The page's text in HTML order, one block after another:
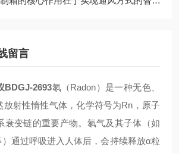
留言
BDGJ-2693氡（Radon）是一种无色、
放射性惰性气体，化学符号为Rn ，原子
衰变链的重要产物。氡气及其子体（如
通过呼吸进入人体后，会持续释放α粒